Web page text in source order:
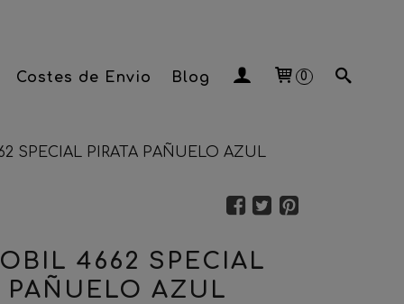
Costes de Envio Blog 0
SPECIAL PIRATA PAÑUELO AZUL
4662 SPECIAL
PAÑUELO AZUL